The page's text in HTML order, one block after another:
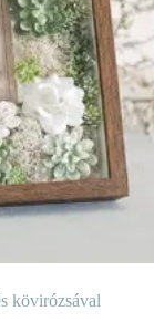
kövirózsával